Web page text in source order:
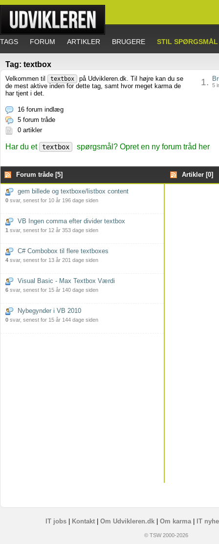
TAGS FORUM ARTIKLER BRUGERE STIL SPØRGSMÅL
Tag: textbox
Velkommen til textbox
på Udvikleren.dk. Til højre kan du se
de mest aktive inden for dette tag, samt hvor meget karma de
har tjent i det.
16 forum indlæg
5 forum tråde
0 artikler
1. 5
Har du et textbox spørgsmål? Opret en ny forum tråd her
Forum tråde [5] Artikler [0]
gem billede og textboxe/listbox content
0 svar, senest for 10 år 196 dage siden
VB Ingen comma efter divider textbox
1 svar, senest for 12 år 353 dage siden
C# Combobox til flere textboxes
4 svar, senest for 13 år 201 dage siden
Visual Basic - Max Textbox Værdi
6 svar, senest for 15 år 140 dage siden
Nybegynder i VB 2010
0 svar, senest for 15 år 144 dage siden
IT jobs| Kontakt| Om Udvikleren.dk| Om karma| IT
© TSW 2000-2026